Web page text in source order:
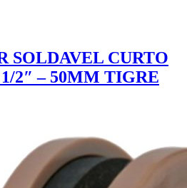
SOLDAVEL CURTO
2″ – 50MM TIGRE